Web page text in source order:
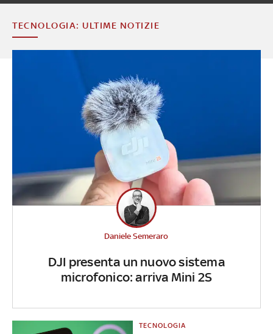
TECNOLOGIA: ULTIME NOTIZIE
DJI presenta un nuovo sistema
microfonico: arriva Mini 2S
Daniele Semeraro
TECNOLOGIA